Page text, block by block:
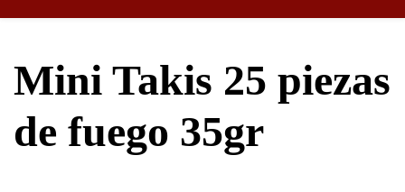
Mini Takis 25 piezas
de fuego 35gr